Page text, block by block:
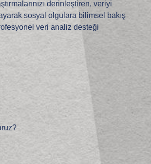
derinleştiren, veriyi
sosyal olgulara bilimsel bakış
veri analiz desteği